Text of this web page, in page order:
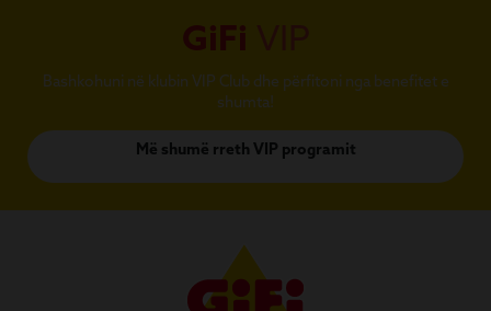
GiFi
Bashkohuni në klubin VIP Club dhe përfitoni nga benefitet e
shumta!
Më shumë rreth VIP programit